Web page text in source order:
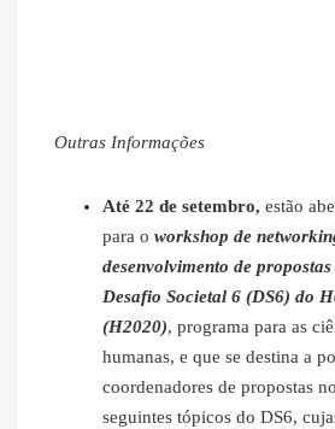
Outras Informações
Até 22 de setembro, estão
para o workshop de
desenvolvimento de
Desafio Societal 6 (DS6) do
(H2020), programa para as
humanas, e que se destina a
coordenadores de propostas
seguintes tópicos do DS6,